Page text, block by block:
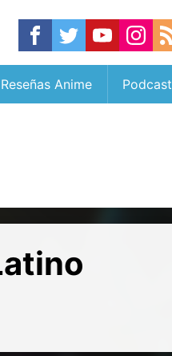
Reseñas Anime Podcast